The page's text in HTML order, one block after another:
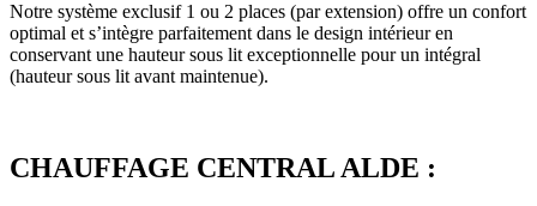
Notre système exclusif 1 ou 2 places (par extension) offre un confort
optimal et s’intègre parfaitement dans le design intérieur en
conservant une hauteur sous lit exceptionnelle pour un intégral
(hauteur sous lit avant maintenue).
CHAUFFAGE CENTRAL ALDE :